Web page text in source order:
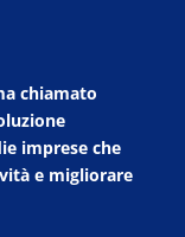
chiamato
imprese che
e migliorare